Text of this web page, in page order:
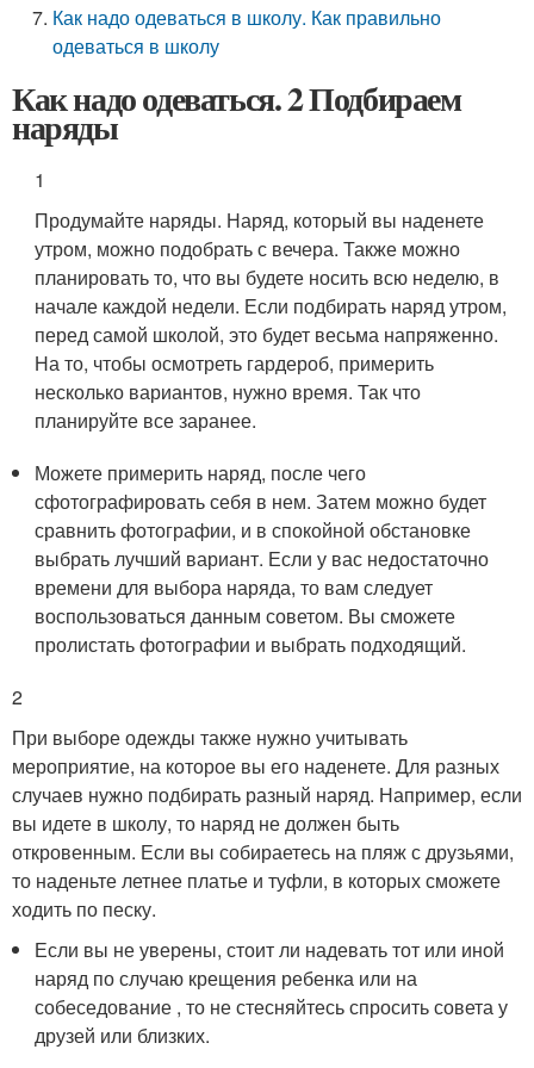
Как надо одеваться в школу. Как правильно
одеваться в школу
Как надо одеваться. 2 Подбираем
наряды
1
Продумайте наряды. Наряд, который вы наденете
утром, можно подобрать с вечера. Также можно
планировать то, что вы будете носить всю неделю, в
начале каждой недели. Если подбирать наряд утром,
перед самой школой, это будет весьма напряженно.
На то, чтобы осмотреть гардероб, примерить
несколько вариантов, нужно время. Так что
планируйте все заранее.
Можете примерить наряд, после чего
сфотографировать себя в нем. Затем можно будет
сравнить фотографии, и в спокойной обстановке
выбрать лучший вариант. Если у вас недостаточно
времени для выбора наряда, то вам следует
воспользоваться данным советом. Вы сможете
пролистать фотографии и выбрать подходящий.
2
При выборе одежды также нужно учитывать
мероприятие, на которое вы его наденете. Для разных
случаев нужно подбирать разный наряд. Например, если
вы идете в школу, то наряд не должен быть
откровенным. Если вы собираетесь на пляж с друзьями,
то наденьте летнее платье и туфли, в которых сможете
ходить по песку.
Если вы не уверены, стоит ли надевать тот или иной
наряд по случаю крещения ребенка или на
собеседование , то не стесняйтесь спросить совета у
друзей или близких.